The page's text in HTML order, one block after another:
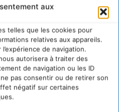
aux
telles que les cookies pour
relatives aux appareils.
de navigation.
autorisera à traiter des
de navigation ou les ID
pas consentir ou de retirer son
négatif sur certaines
Naulin
et sociales en